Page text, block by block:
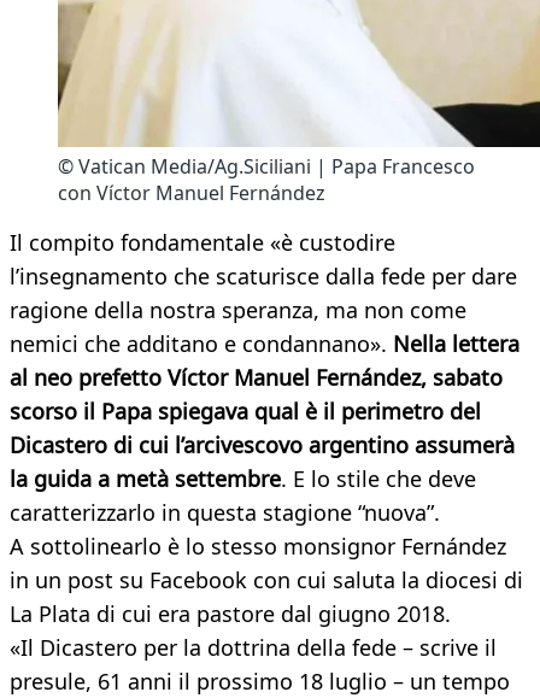
© Vatican Media/Ag.Siciliani | Papa Francesco
con Víctor Manuel Fernández
Il compito fondamentale «è custodire
l’insegnamento che scaturisce dalla fede per dare
ragione della nostra speranza, ma non come
nemici che additano e condannano». Nella lettera
al neo prefetto Víctor Manuel Fernández, sabato
scorso il Papa spiegava qual è il perimetro del
Dicastero di cui l’arcivescovo argentino assumerà
la guida a metà settembre. E lo stile che deve
caratterizzarlo in questa stagione “nuova”.
A sottolinearlo è lo stesso monsignor Fernández
in un post su Facebook con cui saluta la diocesi di
La Plata di cui era pastore dal giugno 2018.
«Il Dicastero per la dottrina della fede – scrive il
presule, 61 anni il prossimo 18 luglio – un tempo